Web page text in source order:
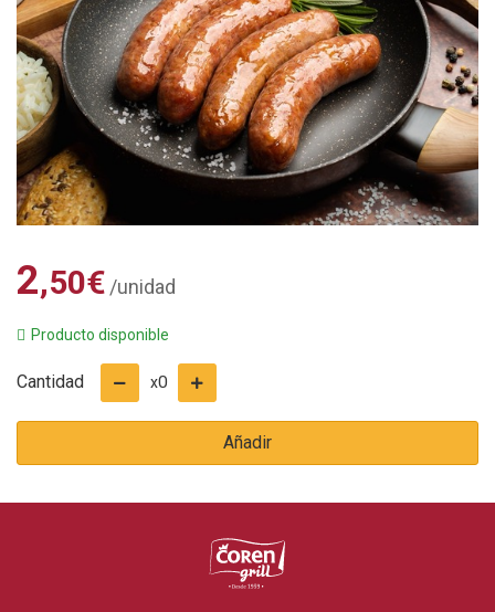
2,50€ /unidad
Producto disponible
Cantidad x0
Añadir